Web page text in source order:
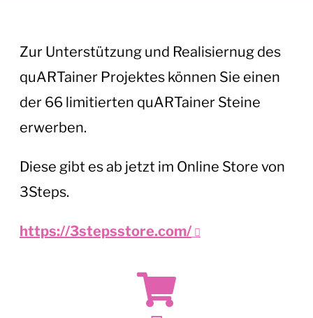
Zur Unterstützung und Realisiernug des
quARTainer Projektes können Sie einen
der 66 limitierten quARTainer Steine
erwerben.
Diese gibt es ab jetzt im Online Store von
3Steps.
https://3stepsstore.com/